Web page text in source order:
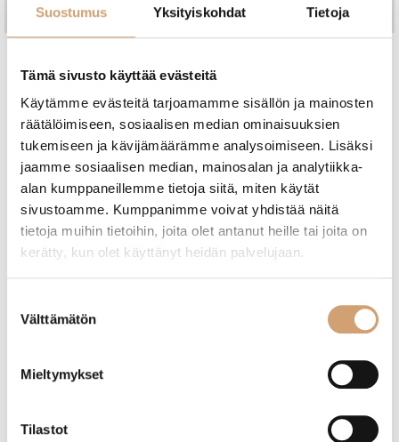
Suostumus Yksityiskohdat Tietoja
Tämä sivusto käyttää evästeitä
Käytämme evästeitä tarjoamamme sisällön ja mainosten
räätälöimiseen, sosiaalisen median ominaisuuksien
tukemiseen ja kävijämäärämme analysoimiseen. Lisäksi
jaamme sosiaalisen median, mainosalan ja analytiikka-
alan kumppaneillemme tietoja siitä, miten käytät
sivustoamme. Kumppanimme voivat yhdistää näitä
tietoja muihin tietoihin, joita olet antanut heille tai joita on
kerätty, kun olet käyttänyt heidän palvelujaan.
valinta
Välttämätön
Mieltymykset
Tilastot
varastosta
Etusivu/ Tuotteet avainsanalla “erilaiset olutlasit”
Näytetään ainoa tulos
Onis Munique jalallinen olutlasi 49cl
7,00€